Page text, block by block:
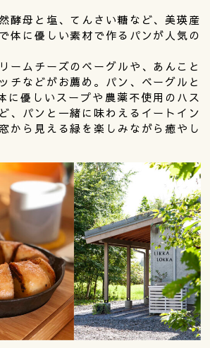
酵母と塩、てんさい糖など、美瑛産
体に優しい素材で作るパンが人気の
ームチーズのベーグルや、あんこと
チなどがお薦め。パン、ベーグルと
に優しいスープや農薬不使用のハス
、パンと一緒に味わえるイートイン
から見える緑を楽しみながら癒やし